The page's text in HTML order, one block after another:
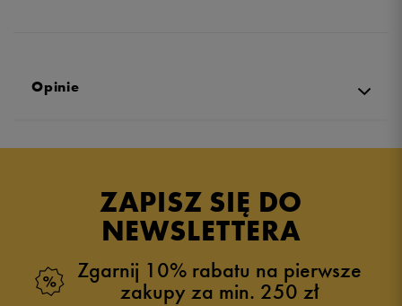
Opinie
ZAPISZ SIĘ DO
NEWSLETTERA
Zgarnij 10% rabatu na pierwsze
zakupy za min. 250 zł